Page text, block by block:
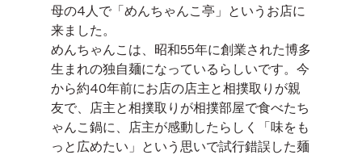
母の4人で「めんちゃんこ亭」というお店に
来ました。
めんちゃんこは、昭和55年に創業された博多
生まれの独自麺になっているらしいです。今
から約40年前にお店の店主と相撲取りが親
友で、店主と相撲取りが相撲部屋で食べたち
ゃんこ鍋に、店主が感動したらしく「味をも
っと広めたい」という思いで試行錯誤した麺